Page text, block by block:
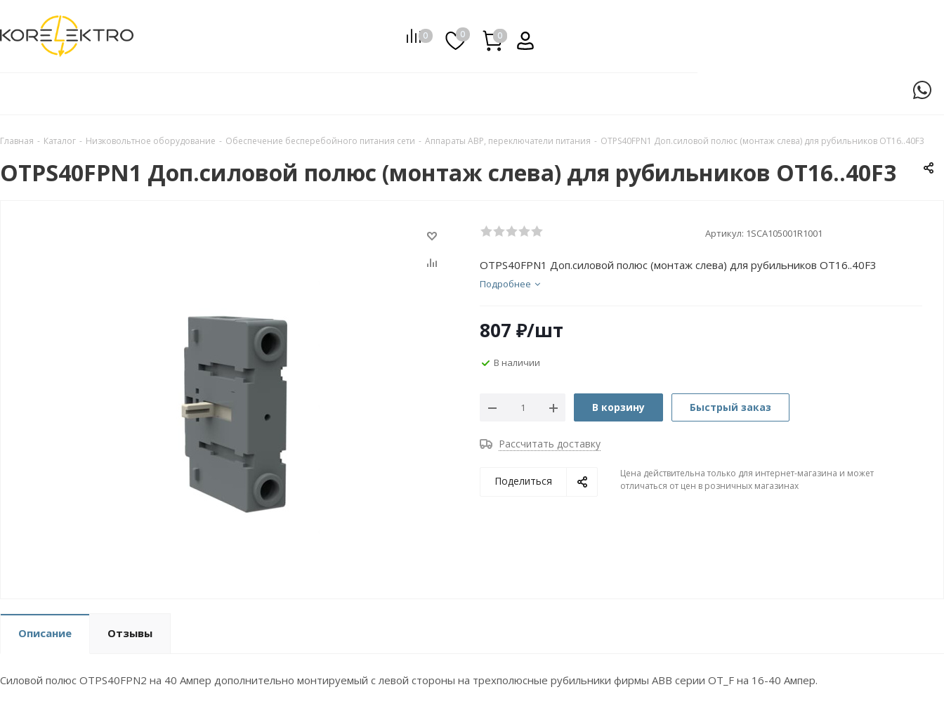
0 0 0
0
Главная - Каталог - Низковольтное оборудование - Обеспечение бесперебойного питания сети - Аппараты АВР, переключатели питания - OTPS40FPN1 Доп.силовой полюс (монтаж слева) для рубильников OT16..40F3
OTPS40FPN1 Доп.силовой полюс (монтаж слева) для рубильников OT16..40F3
Артикул: 1SCA105001R1001
OTPS40FPN1 Доп.силовой полюс (монтаж слева) для рубильников OT16..40F3
Подробнее
807 ₽/шт
В наличии
В корзину Быстрый заказ
Рассчитать доставку
Поделиться
Цена действительна только для интернет-магазина и может
отличаться от цен в розничных магазинах
Описание Отзывы
Силовой полюс OTPS40FPN2 на 40 Ампер дополнительно монтируемый с левой стороны на трехполюсные рубильники фирмы АВВ серии ОТ_F на 16-40 Ампер.